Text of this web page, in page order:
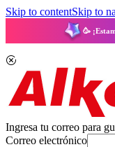
Skip to contentSkip to
🥳
Ingresa tu correo para
Correo electrónico